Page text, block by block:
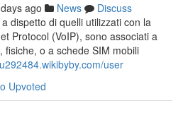
ago News
Discuss
dispetto di quelli utilizzati con la
Protocol (VoIP), sono associati a
fisiche, o a schede SIM mobili
user
Upvoted